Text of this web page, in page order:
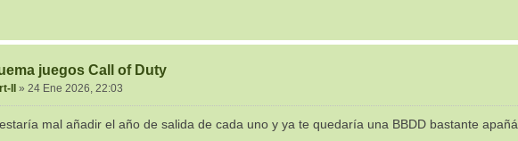
juegos Call of Duty
II » 24 Ene 2026, 22:03
mal añadir el año de salida de cada uno y ya te quedaría una BBDD bastante apañá